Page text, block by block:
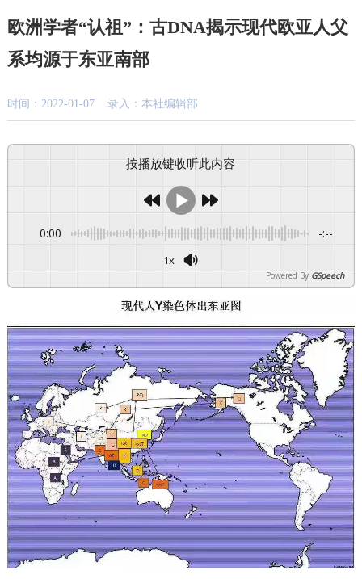
欧洲学者“认祖”：古DNA揭示现代欧亚人父
系均源于东亚南部
时间：2022-01-07 录入：本社编辑部
按播放键收听此内容
0:00 -:--
1x
Powered By GSpeech